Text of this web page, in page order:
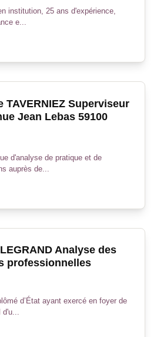
institution, 25 ans d'expérience,
e...
TAVERNIEZ Superviseur
Jean Lebas 59100
d'analyse de pratique et de
auprès de...
Analyse des
professionnelles
d’État ayant exercé en foyer de